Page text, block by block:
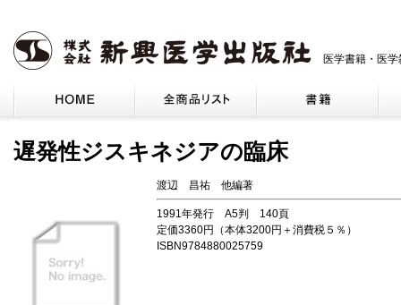
医学書籍・医
遅発性ジスキネジアの臨床
渡辺 昌祐 他編著
1991年発行 A5判 140頁
定価3360円（本体3200円＋消費税５％）
ISBN9784880025759